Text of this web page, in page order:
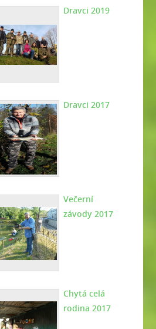
Dravci 2019
Dravci 2017
Večerní
závody 2017
Chytá celá
rodina 2017